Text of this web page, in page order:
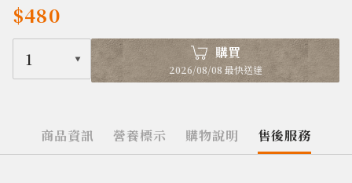
$480
1 購買
2026/08/08 最快送達
商品資訊 營養標示 購物說明 售後服務